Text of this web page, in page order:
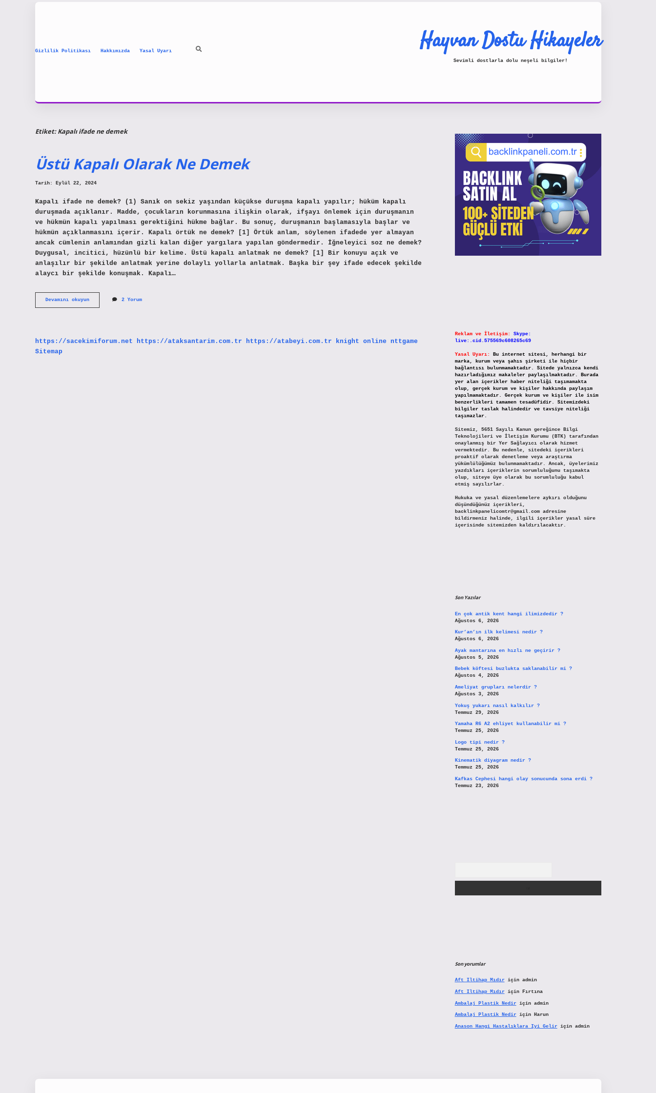
Gizlilik Politikası Hakkımızda Yasal Uyarı Hayvan Dostu Hikayeler
Sevimli dostlarla dolu neşeli bilgiler!
Etiket:Kapalı ifade ne demek
Üstü Kapalı Olarak Ne Demek
Tarih: Eylül 22, 2024
Kapalı ifade ne demek? (1) Sanık on sekiz yaşından küçükse duruşma kapalı yapılır; hüküm kapalı
duruşmada açıklanır. Madde, çocukların korunmasına ilişkin olarak, ifşayı önlemek için duruşmanın
ve hükmün kapalı yapılması gerektiğini hükme bağlar. Bu sonuç, duruşmanın başlamasıyla başlar ve
hükmün açıklanmasını içerir. Kapalı örtük ne demek? [1] Örtük anlam, söylenen ifadede yer almayan
ancak cümlenin anlamından gizli kalan diğer yargılara yapılan göndermedir. İğneleyici soz ne demek?
Duygusal, incitici, hüzünlü bir kelime. Üstü kapalı anlatmak ne demek? [1] Bir konuyu açık ve
anlaşılır bir şekilde anlatmak yerine dolaylı yollarla anlatmak. Başka bir şey ifade edecek şekilde
alaycı bir şekilde konuşmak. Kapalı…
Devamını okuyunÜstü
Kapalı
2 Yorum
https://sacekimiforum.net https://ataksantarim.com.tr https://atabeyi.com.tr knight online nttgame
Sitemap
Reklam ve İletişim:
Skype:
live:.cid.575569c608265c69
Yasal Uyarı:
Bu internet sitesi, herhangi bir
marka, kurum veya şahıs şirketi ile hiçbir
bağlantısı bulunmamaktadır. Sitede yalnızca kendi
hazırladığımız makaleler paylaşılmaktadır. Burada
yer alan içerikler haber niteliği taşımamakta
olup, gerçek kurum ve kişiler hakkında paylaşım
yapılmamaktadır. Gerçek kurum ve kişiler ile isim
benzerlikleri tamamen tesadüfidir. Sitemizdeki
bilgiler taslak halindedir ve tavsiye niteliği
taşımazlar.
Sitemiz, 5651 Sayılı Kanun gereğince Bilgi
Teknolojileri ve İletişim Kurumu (BTK) tarafından
onaylanmış bir Yer Sağlayıcı olarak hizmet
vermektedir. Bu nedenle, sitedeki içerikleri
proaktif olarak denetleme veya araştırma
yükümlülüğümüz bulunmamaktadır. Ancak, üyelerimiz
yazdıkları içeriklerin sorumluluğunu taşımakta
olup, siteye üye olarak bu sorumluluğu kabul
etmiş sayılırlar.
Hukuka ve yasal düzenlemelere aykırı olduğunu
düşündüğünüz içerikleri,
backlinkpanelicomtr@gmail.comadresine
bildirmeniz halinde, ilgili içerikler yasal süre
içerisinde sitemizden kaldırılacaktır.
Son Yazılar
En çok antik kent hangi ilimizdedir ?
Ağustos 6, 2026
Kur’an’ın ilk kelimesi nedir ?
Ağustos 6, 2026
Ayak mantarına en hızlı ne geçirir ?
Ağustos 5, 2026
Bebek köftesi buzlukta saklanabilir mi ?
Ağustos 4, 2026
Ameliyat grupları nelerdir ?
Ağustos 3, 2026
Yokuş yukarı nasıl kalkılır ?
Temmuz 29, 2026
Yamaha R6 A2 ehliyet kullanabilir mi ?
Temmuz 25, 2026
Logo tipi nedir ?
Temmuz 25, 2026
Kinematik diyagram nedir ?
Temmuz 25, 2026
Kafkas Cephesi hangi olay sonucunda sona erdi ?
Temmuz 23, 2026
Son yorumlar
Aft Iltihap Mıdıriçin admin
Aft Iltihap Mıdıriçin Fırtına
Ambalaj Plastik Nediriçin admin
Ambalaj Plastik Nediriçin Harun
Anason Hangi Hastalıklara Iyi Geliriçin admin